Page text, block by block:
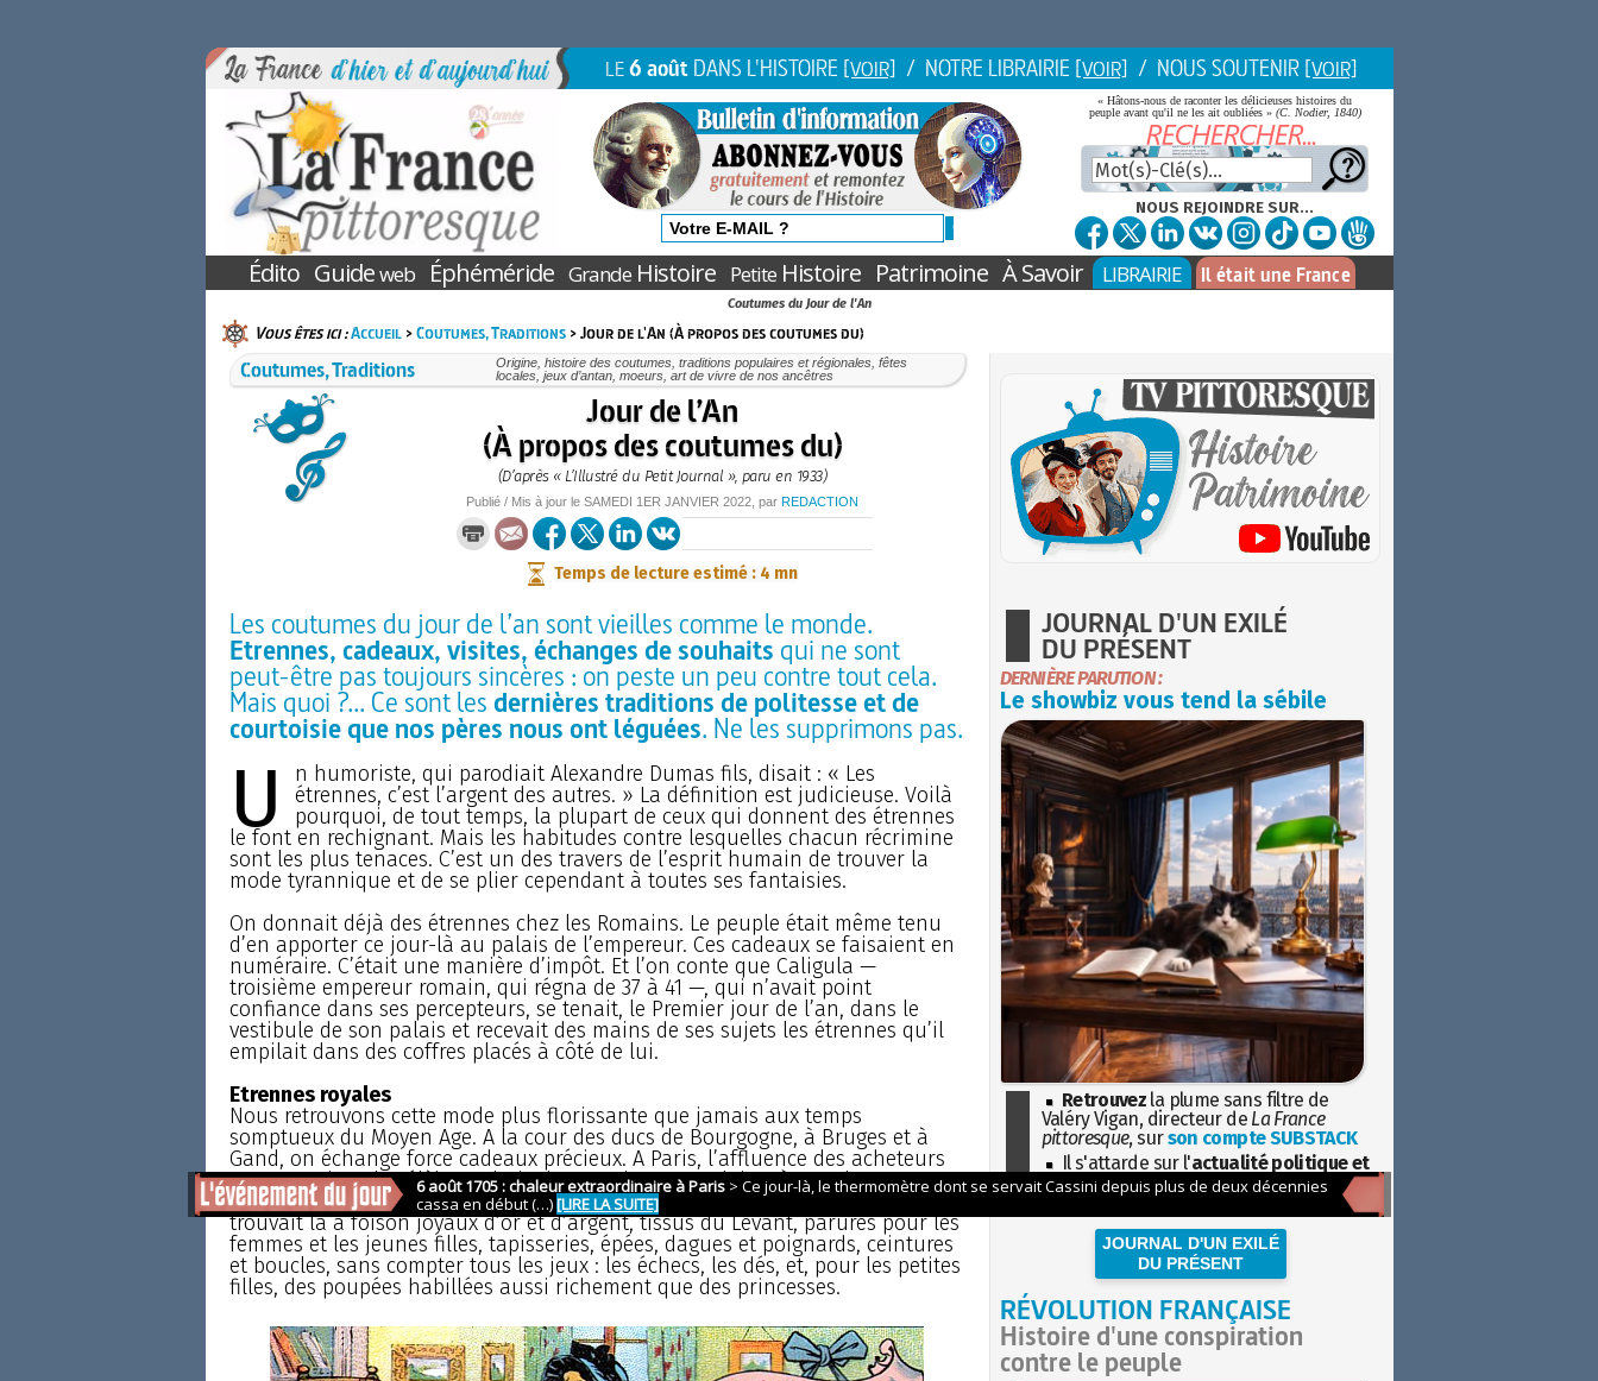
LE6 août DANS L'HISTOIRE [VOIR] / NOTRE LIBRAIRIE [VOIR] / NOUS SOUTENIR [VOIR]
« Hâtons-nous de raconter les délicieuses histoires du
peuple avant qu'il ne les ait oubliées » (C. Nodier, 1840)
NOUS REJOINDRE SUR...
Édito Guideweb Éphéméride GrandeHistoire PetiteHistoire Patrimoine À Savoir LIBRAIRIE Il était une France
Coutumes du Jour de l'An
Vous êtes ici :Accueil>Coutumes, Traditions> Jour de l'An (À propos des coutumes du)
Coutumes, Traditions
Origine, histoire des coutumes, traditions populaires et régionales, fêtes
locales, jeux d’antan, moeurs, art de vivre de nos ancêtres
Jour de l’An
(À propos des coutumes du)
(D’après « L’Illustré du Petit Journal », paru en 1933)
Publié / Mis à jour le SAMEDI 1ER JANVIER 2022 , par REDACTION
Temps de lecture estimé : 4 mn
Les coutumes du jour de l’an sont vieilles comme le monde.
Etrennes, cadeaux, visites, échanges de souhaits qui ne sont
peut-être pas toujours sincères : on peste un peu contre tout cela.
Mais quoi ?... Ce sont lesdernières traditions de politesse et de
courtoisie que nos pères nous ont léguées. Ne les supprimons pas.
U
n humoriste, qui parodiait Alexandre Dumas fils, disait : « Les
étrennes, c’est l’argent des autres. » La définition est judicieuse. Voilà
pourquoi, de tout temps, la plupart de ceux qui donnent des étrennes
le font en rechignant. Mais les habitudes contre lesquelles chacun récrimine
sont les plus tenaces. C’est un des travers de l’esprit humain de trouver la
mode tyrannique et de se plier cependant à toutes ses fantaisies.
On donnait déjà des étrennes chez les Romains. Le peuple était même tenu
d’en apporter ce jour-là au palais de l’empereur. Ces cadeaux se faisaient en
numéraire. C’était une manière d’impôt. Et l’on conte que Caligula —
troisième empereur romain, qui régna de 37 à 41 —, qui n’avait point
confiance dans ses percepteurs, se tenait, le Premier jour de l’an, dans le
vestibule de son palais et recevait des mains de ses sujets les étrennes qu’il
empilait dans des coffres placés à côté de lui.
Etrennes royales
Nous retrouvons cette mode plus florissante que jamais aux temps
somptueux du Moyen Age. A la cour des ducs de Bourgogne, à Bruges et à
Gand, on échange force cadeaux précieux. A Paris, l’affluence des acheteurs
se presse dans la célèbre galerie des merciers, au Palais, où tous les
marchands d’objets de luxe et de jolies bagatelles ont leurs comptoirs. On
trouvait là à foison joyaux d’or et d’argent, tissus du Levant, parures pour les
femmes et les jeunes filles, tapisseries, épées, dagues et poignards, ceintures
et boucles, sans compter tous les jeux : les échecs, les dés, et, pour les petites
filles, des poupées habillées aussi richement que des princesses.
JOURNAL D'UN EXILÉ
DU PRÉSENT
DERNIÈRE PARUTION :
Le showbiz vous tend la sébile
Retrouvez la plume sans filtre de
Valéry Vigan, directeur de La France
pittoresque, surson compte SUBSTACK
Il s'attarde sur l'actualité politique et
sociétaleavec la hauteur de vue de
JOURNAL D'UN EXILÉ
DU PRÉSENT
RÉVOLUTION FRANÇAISE
Histoire d'une conspiration
contre le peuple